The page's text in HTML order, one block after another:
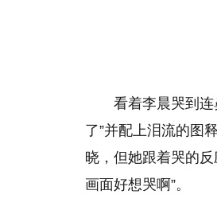
看着李晨哭到
了”并配上泪流的图
晓，但她跟着哭的
画面好想哭啊”。